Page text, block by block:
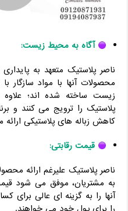
آگاه به محیط زیست:
ناصر پلاستیک متعهد به
محصولات آنها با مواد
زیست ساخته شده اند؛ علاوه
پلاستیک را ترویج می کنند و
کاهش زباله های پلاستیکی
قیمت رقابتی:
ناصر پلاستیک علیرغم ارائه
به مشتریان، موفق می شود
آنها را به گزینه ای عالی برای